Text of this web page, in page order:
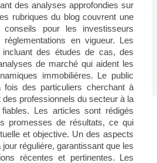
des analyses approfondies sur
rubriques du blog couvrent une
pour les investisseurs
en vigueur. Les
des études de cas, des
de marché qui aident les
immobilières. Le public
des particuliers cherchant à
professionnels du secteur à la
Les articles sont rédigés
promesses de résultats, ce qui
et objective. Un des aspects
régulière, garantissant que les
récentes et pertinentes. Les